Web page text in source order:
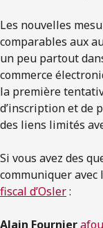
Les nouvelles
comparables aux
un peu partout
commerce
la première
d’inscription et de
des liens limités
Si vous avez des
communiquer avec
fiscal d’Osler:
Alain Fournier